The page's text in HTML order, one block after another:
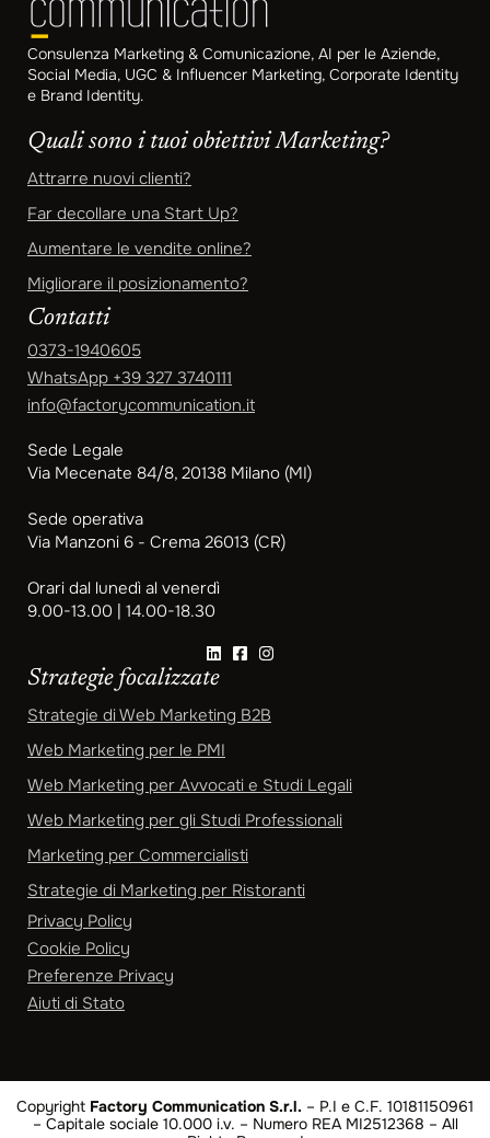
Consulenza Marketing & Comunicazione, AI per le Aziende,
Social Media, UGC & Influencer Marketing, Corporate Identity
e Brand Identity.
Quali sono i tuoi obiettivi Marketing?
Attrarre nuovi clienti?
Far decollare una Start Up?
Aumentare le vendite online?
Migliorare il posizionamento?
Contatti
0373-1940605
WhatsApp +39 327 3740111
info@factorycommunication.it
Sede Legale
Via Mecenate 84/8, 20138 Milano (MI)
Sede operativa
Via Manzoni 6 - Crema 26013 (CR)
Orari dal lunedì al venerdì
9.00-13.00 | 14.00-18.30
Strategie focalizzate
Strategie di Web Marketing B2B
Web Marketing per le PMI
Web Marketing per Avvocati e Studi Legali
Web Marketing per gli Studi Professionali
Marketing per Commercialisti
Strategie di Marketing per Ristoranti
Privacy Policy
Cookie Policy
Preferenze Privacy
Aiuti di Stato
Copyright Factory Communication S.r.l. – P.I e C.F. 10181150961
– Capitale sociale 10.000 i.v. – Numero REA MI2512368 – All